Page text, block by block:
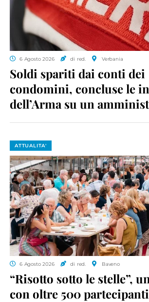
6 Agosto 2026 di red. Verbania
Soldi spariti dai conti dei
condomini, concluse le
dell’Arma su un
ATTUALITA'
6 Agosto 2026 di red. Baveno
“Risotto sotto le stelle”,
con oltre 500 partecipanti